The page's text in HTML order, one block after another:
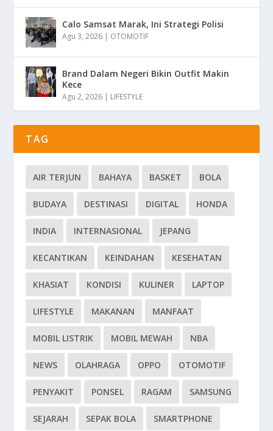
Calo Samsat Marak, Ini Strategi Polisi
Agu 3, 2026 | OTOMOTIF
Brand Dalam Negeri Bikin Outfit Makin
Kece
Agu 2, 2026 | LIFESTYLE
TAG
AIR TERJUN BAHAYA BASKET BOLA
BUDAYA DESTINASI DIGITAL HONDA
INDIA INTERNASIONAL JEPANG
KECANTIKAN KEINDAHAN KESEHATAN
KHASIAT KONDISI KULINER LAPTOP
LIFESTYLE MAKANAN MANFAAT
MOBIL LISTRIK MOBIL MEWAH NBA
NEWS OLAHRAGA OPPO OTOMOTIF
PENYAKIT PONSEL RAGAM SAMSUNG
SEJARAH SEPAK BOLA SMARTPHONE